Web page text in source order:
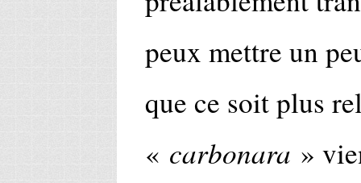
peux mettre un
que ce soit plus
« carbonara »